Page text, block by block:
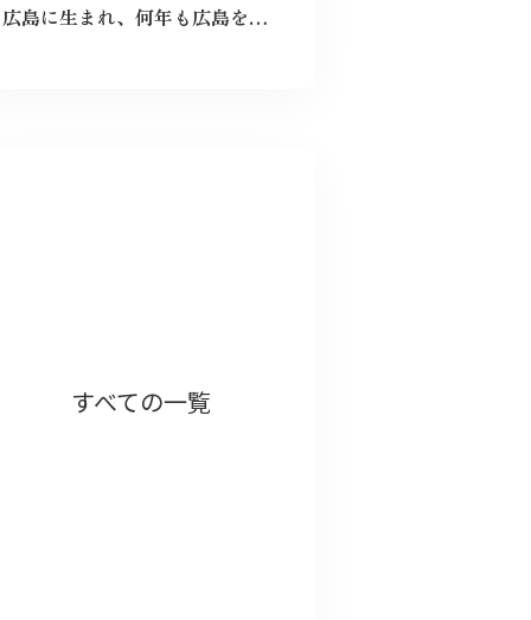
広島に生まれ、何年も広島を離れて過ごしたけれど、なぜか、常に広島に対する想いは持ち続けていた。
すべての一覧